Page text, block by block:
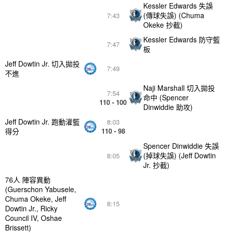
8:15
76人 陣容異動
(Guerschon Yabusele,
Chuma Okeke, Jeff
Dowtin Jr., Ricky
Council IV, Oshae
Brissett)
8:05
Spencer Dinwiddie 失誤
(掉球失誤) (Jeff Dowtin
Jr. 抄截)
8:03
110 - 98
Jeff Dowtin Jr. 跑動灌籃
得分
7:54
110 - 100
Naji Marshall 切入拋投
命中 (Spencer
Dinwiddie 助攻)
7:49
Jeff Dowtin Jr. 切入拋投
不進
7:47
Kessler Edwards 防守籃
板
7:43
Kessler Edwards 失誤
(傳球失誤) (Chuma
Okeke 抄截)